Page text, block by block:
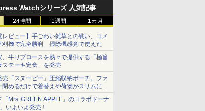
Watchシリーズ 人気記事
24時間 1週間 1カ月
レビュー】手ごわい雑草との戦い、コメ
刈機で完全勝利 掃除機感覚で使えた
、牛リブロースを熱々で提供する「極旨
ステーキ定食」を発売
売「スヌーピー」圧縮収納ポーチ。ファ
閉めるだけで着替えや荷物がスリムにま
「Mrs. GREEN APPLE」のコラボドーナ
いよいよ発売！